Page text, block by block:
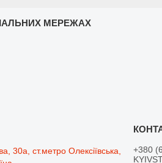
МЕРЕЖАХ
30а, ст.метро Олексіївська,
+380